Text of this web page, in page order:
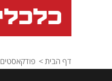
דף הבית פודקאסטים